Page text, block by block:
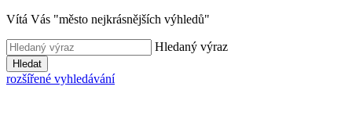
Vítá Vás "město nejkrásnějších výhledů"
Hledaný výraz
Hledat
rozšířené vyhledávání